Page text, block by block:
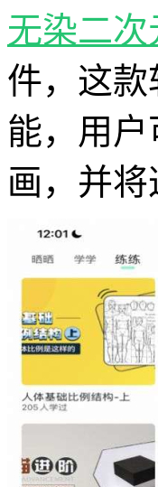
无染二次
件，这
能，用
画，并